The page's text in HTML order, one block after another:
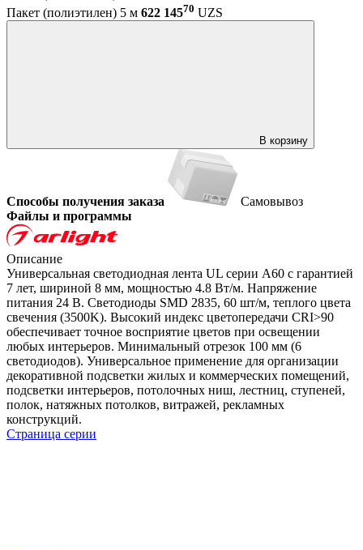
Пакет (полиэтилен) 5 м 622 14570 UZS
В корзину
Способы получения заказа
Самовывоз
Файлы и программы
Описание
Универсальная светодиодная лента UL серии A60 с гарантией
7 лет, шириной 8 мм, мощностью 4.8 Вт/м. Напряжение
питания 24 В. Светодиоды SMD 2835, 60 шт/м, теплого цвета
свечения (3500K). Высокий индекс цветопередачи CRI>90
обеспечивает точное восприятие цветов при освещении
любых интерьеров. Минимальный отрезок 100 мм (6
светодиодов). Универсальное применение для организации
декоративной подсветки жилых и коммерческих помещений,
подсветки интерьеров, потолочных ниш, лестниц, ступеней,
полок, натяжных потолков, витражей, рекламных
конструкций.
Страница серии